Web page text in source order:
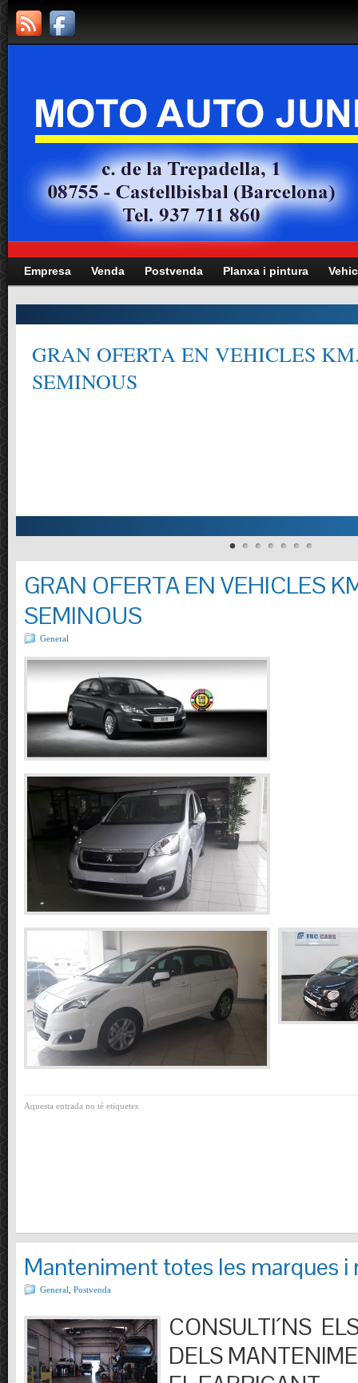
Empresa Venda Postvenda Planxa i pintura
Manteniment totes les marques i
CONSULTI´NS ELS REQUISITS DELS MANTENIMENTS SEGONS EL
MODELS, TURISMES I VEHICLES COMERCIALS PRESSUPOSTOS
GRAN OFERTA EN VEHICLES
SEMINOUS
General
Aquesta entrada no té etiquetes
Manteniment totes les marques i
General Postvenda
CONSULTI´NS
DELS